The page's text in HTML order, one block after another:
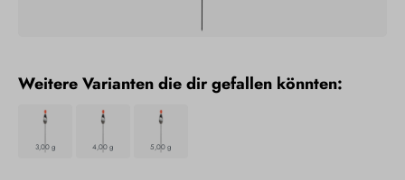
Weitere Varianten die dir gefallen könnten:
3,00 g 4,00 g 5,00 g